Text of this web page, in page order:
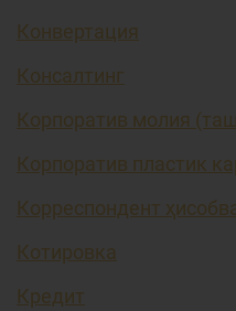
Конвертация
Консалтинг
Корпоратив молия
Корпоратив пластик
Корреспондент
Котировка
Кредит